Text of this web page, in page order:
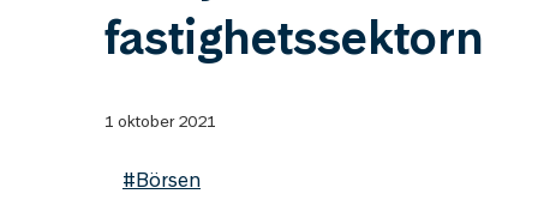
fastighetssektorn
1 oktober 2021
#Börsen